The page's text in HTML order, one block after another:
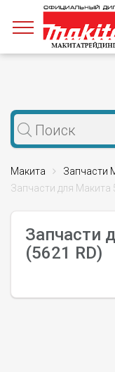
Макита Запчасти
Запчасти для Макита
Запчасти
(5621 RD)